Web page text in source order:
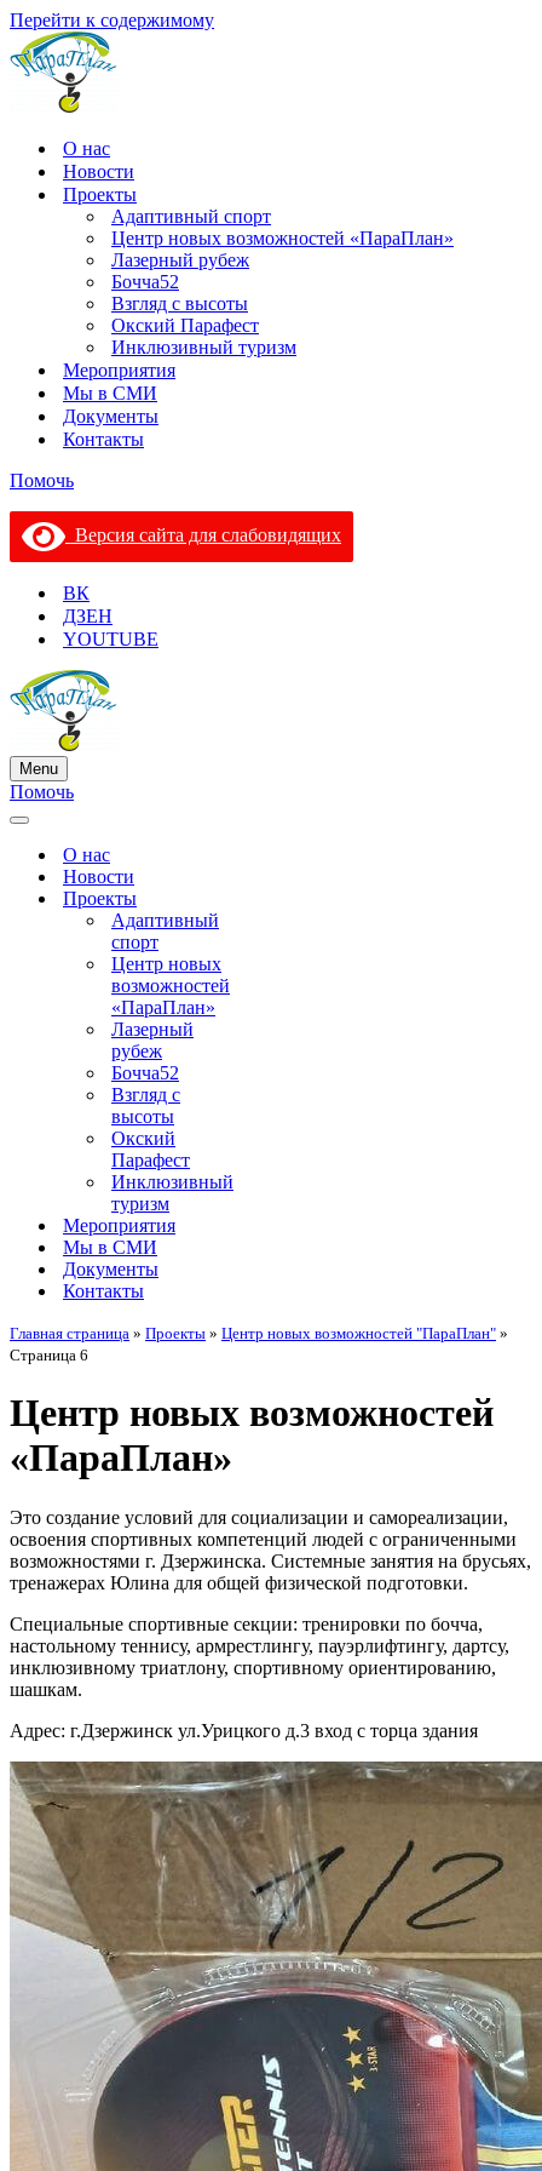
Перейти к содержимому
О нас
Новости
Проекты
Адаптивный спорт
Центр новых возможностей «ПараПлан»
Лазерный рубеж
Бочча52
Взгляд с высоты
Окский Парафест
Инклюзивный туризм
Мероприятия
Мы в СМИ
Документы
Контакты
Помочь
Версия сайта для слабовидящих
ВК
ДЗЕН
YOUTUBE
Menu
Меню
навигации
Помочь
Меню
навигацииО нас
Новости
Проекты
Адаптивный
спорт
Центр новых
возможностей
«ПараПлан»
Лазерный
рубеж
Бочча52
Взгляд с
высоты
Окский
Парафест
Инклюзивный
туризм
Мероприятия
Мы в СМИ
Документы
Контакты
Главная страница » Проекты » Центр новых возможностей "ПараПлан" »
Страница 6
Центр новых возможностей
«ПараПлан»
Это создание условий для социализации и самореализации,
освоения спортивных компетенций людей с ограниченными
возможностями г. Дзержинска. Системные занятия на брусьях,
тренажерах Юлина для общей физической подготовки.
Специальные спортивные секции: тренировки по бочча,
настольному теннису, армрестлингу, пауэрлифтингу, дартсу,
инклюзивному триатлону, спортивному ориентированию,
шашкам.
Адрес: г.Дзержинск ул.Урицкого д.3 вход с торца здания